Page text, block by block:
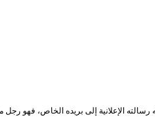
رسالته الإعلانية إلى بريده الخاص، فهو